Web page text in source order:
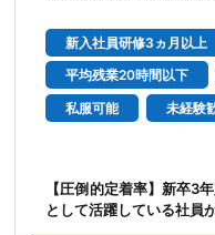
新入社員研修3ヵ月以上
平均残業20時間以下
私服可能
未経験
【圧倒的定着率】新卒3
として活躍している社員